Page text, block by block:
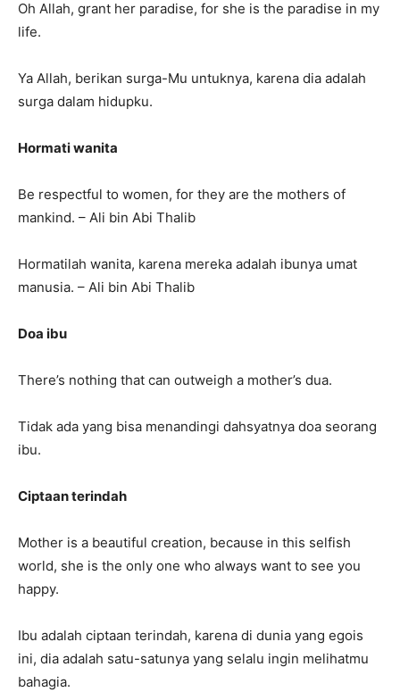
Oh Allah, grant her paradise, for she is the paradise in my
life.
Ya Allah, berikan surga-Mu untuknya, karena dia adalah
surga dalam hidupku.
Hormati wanita
Be respectful to women, for they are the mothers of
mankind. – Ali bin Abi Thalib
Hormatilah wanita, karena mereka adalah ibunya umat
manusia. – Ali bin Abi Thalib
Doa ibu
There’s nothing that can outweigh a mother’s dua.
Tidak ada yang bisa menandingi dahsyatnya doa seorang
ibu.
Ciptaan terindah
Mother is a beautiful creation, because in this selfish
world, she is the only one who always want to see you
happy.
Ibu adalah ciptaan terindah, karena di dunia yang egois
ini, dia adalah satu-satunya yang selalu ingin melihatmu
bahagia.